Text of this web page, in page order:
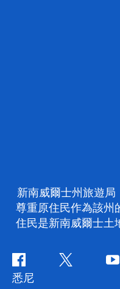
新南威爾士州旅遊
尊重原住民作為該州
住民是新南威爾士土
Facebook嘰
悉尼